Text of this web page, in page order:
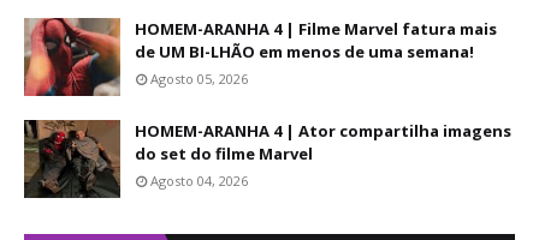
HOMEM-ARANHA 4 | Filme Marvel fatura mais
de UM BI-LHÃO em menos de uma semana!
Agosto 05, 2026
HOMEM-ARANHA 4 | Ator compartilha imagens
do set do filme Marvel
Agosto 04, 2026